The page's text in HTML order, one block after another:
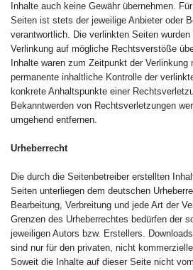
Inhalte auch keine Gewähr übernehmen.
Seiten ist stets der jeweilige Anbieter oder
verantwortlich. Die verlinkten Seiten
Verlinkung auf mögliche Rechtsverstöße
Inhalte waren zum Zeitpunkt der Verlinkung
permanente inhaltliche Kontrolle der
konkrete Anhaltspunkte einer
Bekanntwerden von Rechtsverletzungen
umgehend entfernen.
Urheberrecht
Die durch die Seitenbetreiber erstellten
Seiten unterliegen dem deutschen
Bearbeitung, Verbreitung und jede Art der
Grenzen des Urheberrechtes bedürfen der
jeweiligen Autors bzw. Erstellers.
sind nur für den privaten, nicht
Soweit die Inhalte auf dieser Seite nicht